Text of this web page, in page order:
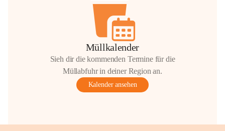
Müllkalender
Sieh dir die kommenden Termine für die
Müllabfuhr in deiner Region an.
Kalender ansehen